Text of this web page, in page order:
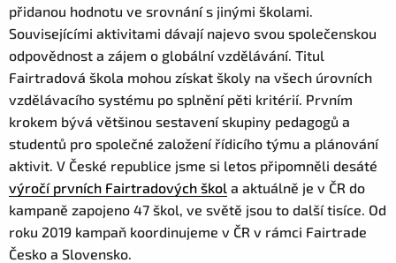
přidanou hodnotu ve srovnání s jinými školami.
Souvisejícími aktivitami dávají najevo svou společenskou
odpovědnost a zájem o globální vzdělávání. Titul
Fairtradová škola mohou získat školy na všech úrovních
vzdělávacího systému po splnění pěti kritérií. Prvním
krokem bývá většinou sestavení skupiny pedagogů a
studentů pro společné založení řídicího týmu a plánování
aktivit. V České republice jsme si letos připomněli desáté
výročí prvních Fairtradových škol a aktuálně je v ČR do
kampaně zapojeno 47 škol, ve světě jsou to další tisíce. Od
roku 2019 kampaň koordinujeme v ČR v rámci Fairtrade
Česko a Slovensko.